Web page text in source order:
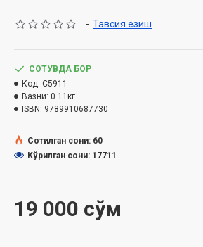
turkumiga kirmaydi.
مُقَدِّمَةٌ - Muqaddima
دِيكٌ ذَكِيٌّ فِي الْمَزْرَعَةِ - Ekinzordagi aqlli xo'roz
مَحْمُودٌ وَالرَّجُلُ الْعَجُوزُ - Mahmud va qariya
Bo'yash uchun rasmlar
- Тавсия ёзиш
19 000 сўм
СОТУВДА БОР
Код: C5911
Вазни: 0.11кг
ISBN: 9789910687730
Сотилган сони: 60
Кўрилган сони: 17711